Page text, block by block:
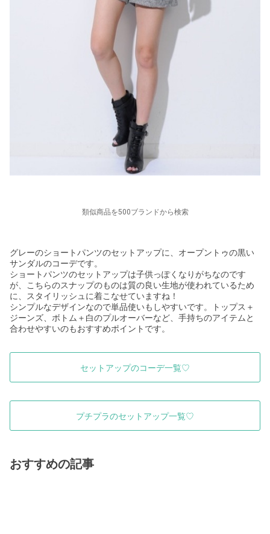
類似商品を500ブランドから検索
グレーのショートパンツのセットアップに、オープントゥの黒い
サンダルのコーデです。
ショートパンツのセットアップは子供っぽくなりがちなのです
が、こちらのスナップのものは質の良い生地が使われているため
に、スタイリッシュに着こなせていますね！
シンプルなデザインなので単品使いもしやすいです。トップス＋
ジーンズ、ボトム＋白のプルオーバーなど、手持ちのアイテムと
合わせやすいのもおすすめポイントです。
セットアップのコーデ一覧♡
プチプラのセットアップ一覧♡
おすすめの記事